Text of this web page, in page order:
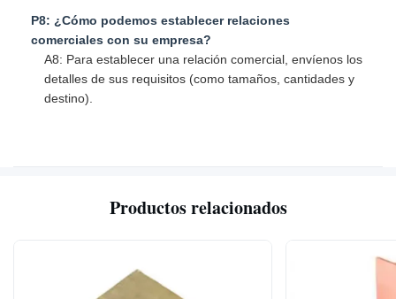
P8: ¿Cómo podemos establecer relaciones
comerciales con su empresa?
A8: Para establecer una relación comercial, envíenos los
detalles de sus requisitos (como tamaños, cantidades y
destino).
Productos relacionados